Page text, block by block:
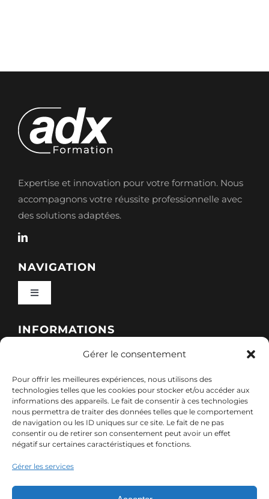
Gérer le consentement
Pour offrir les meilleures expériences, nous utilisons des
technologies telles que les cookies pour stocker et/ou accéder aux
informations des appareils. Le fait de consentir à ces technologies
nous permettra de traiter des données telles que le comportement
de navigation ou les ID uniques sur ce site. Le fait de ne pas
consentir ou de retirer son consentement peut avoir un effet
négatif sur certaines caractéristiques et fonctions.
Gérer les services
Expertise et innovation pour votre formation. Nous
accompagnons votre réussite professionnelle avec
des solutions adaptées.
NAVIGATION
Toggle
Qui sommes-nous ?
Nos sessions
Ressources
Contact
INFORMATIONS
Politique de cookies (UE)
Mentions légales
Politique de confidentialité des données (RGPD)
CONTACT
7, rue de Marigné-Peuton – 53200 Château-
Gontier
contact@adx-formation.com